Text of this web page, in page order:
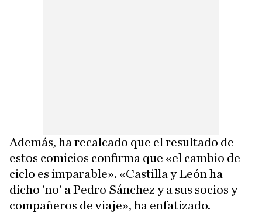
Además, ha recalcado que el resultado de
estos comicios confirma que «el cambio de
ciclo es imparable». «Castilla y León ha
dicho 'no' a Pedro Sánchez y a sus socios y
compañeros de viaje», ha enfatizado.